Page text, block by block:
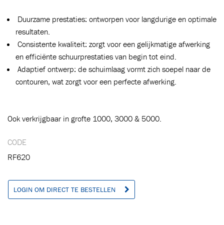
Duurzame prestaties: ontworpen voor langdurige en optimale
resultaten.
Consistente kwaliteit: zorgt voor een gelijkmatige afwerking
en efficiënte schuurprestaties van begin tot eind.
Adaptief ontwerp: de schuimlaag vormt zich soepel naar de
contouren, wat zorgt voor een perfecte afwerking.
Ook verkrijgbaar in grofte 1000, 3000 & 5000.
CODE
RF620
LOGIN OM DIRECT TE BESTELLEN
Toegevoegd aan winkelwagen
VERDER WINKELEN Ga naar winkelwagen